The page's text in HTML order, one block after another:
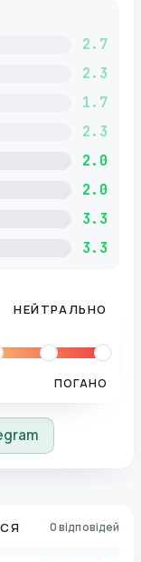
2.7
2.3
1.7
2.3
2.0
2.0
3.3
3.3
НЕЙТРАЛЬНО
ПОГАНО
0 відповідей